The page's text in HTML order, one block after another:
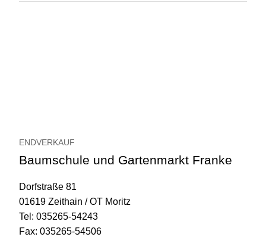
ENDVERKAUF
Baumschule und Gartenmarkt Franke
Dorfstraße 81
01619 Zeithain / OT Moritz
Tel: 035265-54243
Fax: 035265-54506